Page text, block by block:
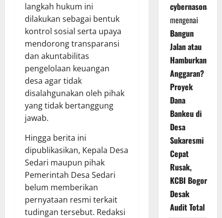
langkah hukum ini
dilakukan sebagai bentuk
kontrol sosial serta upaya
mendorong transparansi
dan akuntabilitas
pengelolaan keuangan
desa agar tidak
disalahgunakan oleh pihak
yang tidak bertanggung
jawab.
Hingga berita ini
dipublikasikan, Kepala Desa
Sedari maupun pihak
Pemerintah Desa Sedari
belum memberikan
pernyataan resmi terkait
tudingan tersebut. Redaksi
cybernasonal
mengenai
Bangun
Jalan atau
Hamburkan
Anggaran?
Proyek
Dana
Bankeu di
Desa
Sukaresmi
Cepat
Rusak,
KCBI Bogor
Desak
Audit Total